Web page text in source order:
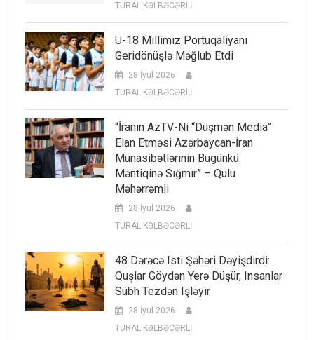
TURAL KƏLBƏCƏRLİ
U-18 Millimiz Portuqaliyanı
Geridönüşlə Məğlub Etdi
28 İyul 2026
TURAL KƏLBƏCƏRLİ
“İranın AzTV-Ni “düşmən Media”
Elan Etməsi Azərbaycan-İran
Münasibətlərinin Bugünkü
Məntiqinə Sığmır” – Qulu
Məhərrəmli
28 İyul 2026
TURAL KƏLBƏCƏRLİ
48 Dərəcə Isti Şəhəri Dəyişdirdi:
Quşlar Göydən Yerə Düşür, Insanlar
Sübh Tezdən Işləyir
28 İyul 2026
TURAL KƏLBƏCƏRLİ